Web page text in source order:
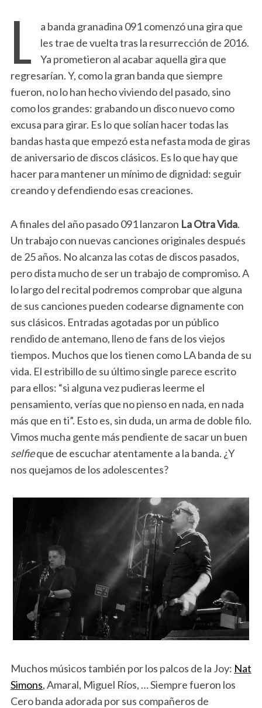
L
a banda granadina 091 comenzó una gira que
les trae de vuelta tras la resurrección de 2016.
Ya prometieron al acabar aquella gira que
regresarían. Y, como la gran banda que siempre
fueron, no lo han hecho viviendo del pasado, sino
como los grandes: grabando un disco nuevo como
excusa para girar. Es lo que solían hacer todas las
bandas hasta que empezó esta nefasta moda de giras
de aniversario de discos clásicos. Es lo que hay que
hacer para mantener un mínimo de dignidad: seguir
creando y defendiendo esas creaciones.
A finales del año pasado 091 lanzaron La Otra Vida.
Un trabajo con nuevas canciones originales después
de 25 años. No alcanza las cotas de discos pasados,
pero dista mucho de ser un trabajo de compromiso. A
lo largo del recital podremos comprobar que alguna
de sus canciones pueden codearse dignamente con
sus clásicos. Entradas agotadas por un público
rendido de antemano, lleno de fans de los viejos
tiempos. Muchos que los tienen como LA banda de su
vida. El estribillo de su último single parece escrito
para ellos: “si alguna vez pudieras leerme el
pensamiento, verías que no pienso en nada, en nada
más que en ti”. Esto es, sin duda, un arma de doble filo.
Vimos mucha gente más pendiente de sacar un buen
selfieque de escuchar atentamente a la banda. ¿Y
nos quejamos de los adolescentes?
Muchos músicos también por los palcos de la Joy: Nat
Simons, Amaral, Miguel Ríos, … Siempre fueron los
Cero banda adorada por sus compañeros de